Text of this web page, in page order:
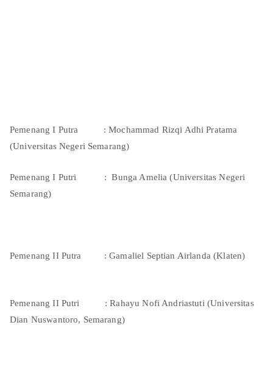
Pemenang I Putra : Mochammad Rizqi Adhi Pratama
(Universitas Negeri Semarang)
Pemenang I Putri : Bunga Amelia (Universitas Negeri
Semarang)
Pemenang II Putra : Gamaliel Septian Airlanda (Klaten)
Pemenang II Putri : Rahayu Nofi Andriastuti (Universitas
Dian Nuswantoro, Semarang)